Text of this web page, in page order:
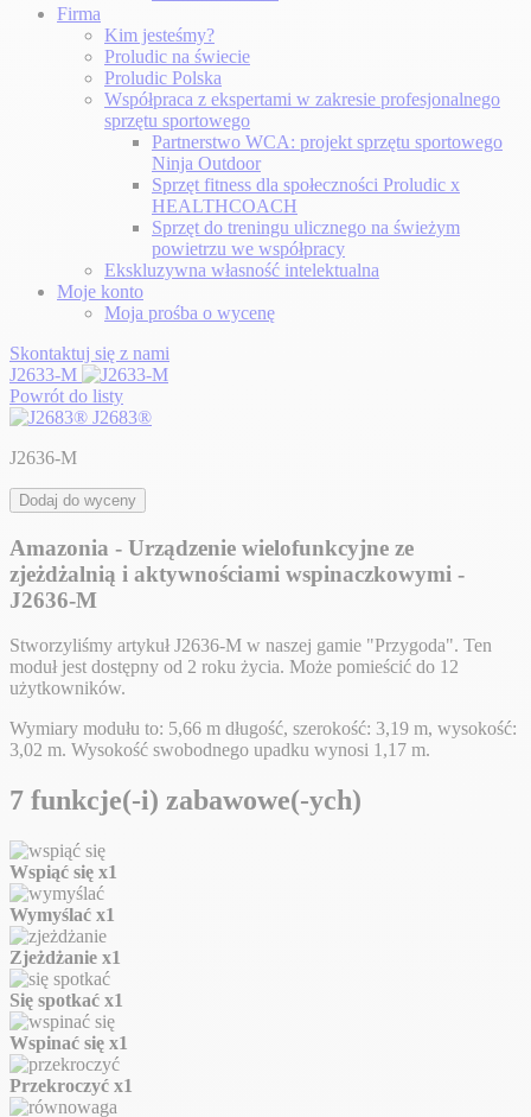
Firma
Kim jesteśmy?
Proludic na świecie
Proludic Polska
Współpraca z ekspertami w zakresie profesjonalnego
sprzętu sportowego
Partnerstwo WCA: projekt sprzętu sportowego
Ninja Outdoor
Sprzęt fitness dla społeczności Proludic x
HEALTHCOACH
Sprzęt do treningu ulicznego na świeżym
powietrzu we współpracy
Ekskluzywna własność intelektualna
Moje konto
Moja prośba o wycenę
Skontaktuj się z nami
J2633-M
Powrót do listy
J2683®
J2636-M
Dodaj do wyceny
Amazonia - Urządzenie wielofunkcyjne ze
zjeżdżalnią i aktywnościami wspinaczkowymi -
J2636-M
Stworzyliśmy artykuł J2636-M w naszej gamie "Przygoda". Ten
moduł jest dostępny od 2 roku życia. Może pomieścić do 12
użytkowników.
Wymiary modułu to: 5,66 m długość, szerokość: 3,19 m, wysokość:
3,02 m. Wysokość swobodnego upadku wynosi 1,17 m.
7 funkcje(-i) zabawowe(-ych)
Wspiąć się x1
Wymyślać x1
Zjeżdżanie x1
Się spotkać x1
Wspinać się x1
Przekroczyć x1